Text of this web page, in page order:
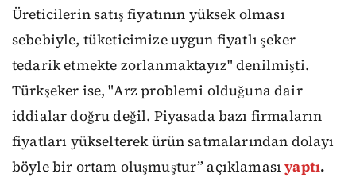
Üreticilerin satış fiyatının yüksek olması
sebebiyle, tüketicimize uygun fiyatlı şeker
tedarik etmekte zorlanmaktayız" denilmişti.
Türkşeker ise, "Arz problemi olduğuna dair
iddialar doğru değil. Piyasada bazı firmaların
fiyatları yükselterek ürün satmalarından dolayı
böyle bir ortam oluşmuştur” açıklaması yaptı.